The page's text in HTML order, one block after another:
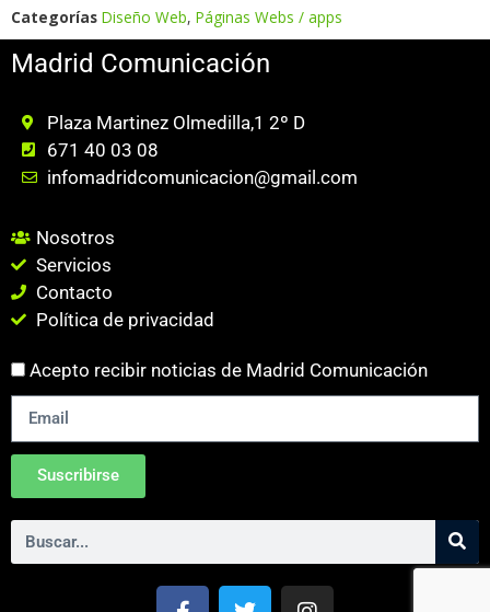
Categorías Diseño Web, Páginas Webs / apps
Madrid Comunicación
Plaza Martinez Olmedilla,1 2º D
671 40 03 08
infomadridcomunicacion@gmail.com
Nosotros
Servicios
Contacto
Política de privacidad
Acepto recibir noticias de Madrid Comunicación
Suscribirse